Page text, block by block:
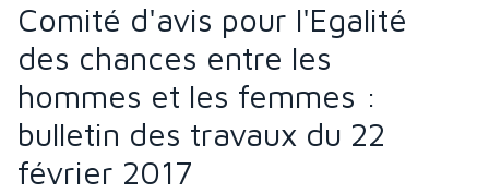
Comité d'avis pour l'Egalité
des chances entre les
hommes et les femmes :
bulletin des travaux du 22
février 2017